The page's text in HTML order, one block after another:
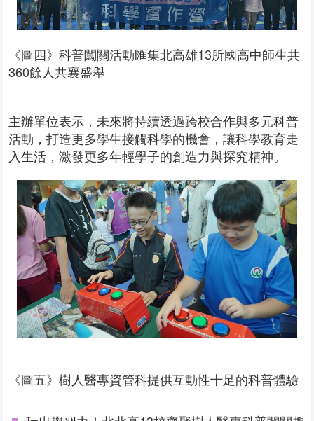
《圖四》科普闖關活動匯集北高雄13所國高中師生共
360餘人共襄盛舉
主辦單位表示，未來將持續透過跨校合作與多元科普
活動，打造更多學生接觸科學的機會，讓科學教育走
入生活，激發更多年輕學子的創造力與探究精神。
《圖五》樹人醫專資管科提供互動性十足的科普體驗